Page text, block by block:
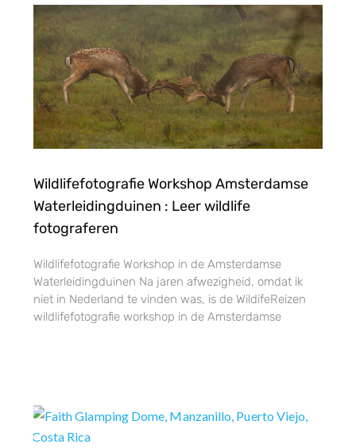
Wildlifefotografie Workshop Amsterdamse
Waterleidingduinen : Leer wildlife
fotograferen
Wildlifefotografie Workshop in de Amsterdamse
Waterleidingduinen Na jaren afwezigheid, omdat ik
niet in Nederland te vinden was, is de WildifeReizen
wildlifefotografie workshop in de Amsterdamse